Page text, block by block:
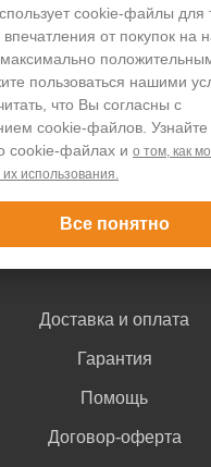
cookie-файлы для
от покупок на
пользоваться нашими
что Вы согласны с
cookie-файлов. Узнайте
cookie-файлах и о том, как
использования.
Все понятно
Производство
Акции и скидки
Блог
Покупателю
Доставка и оплата
Гарантия
Помощь
Договор-оферта